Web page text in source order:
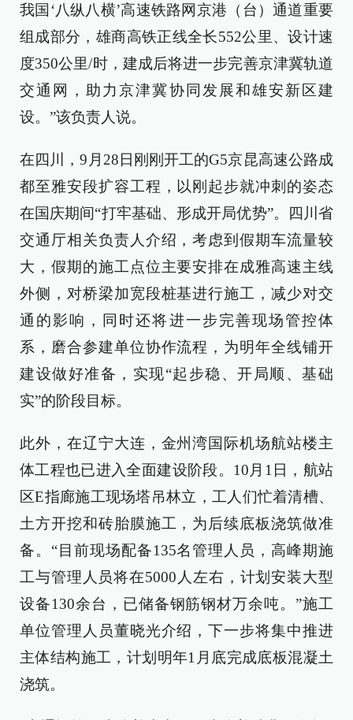
我国‘八纵八横’高速铁路网京港（台）通道重要
组成部分，雄商高铁正线全长552公里、设计速
度350公里/时，建成后将进一步完善京津冀轨道
交通网，助力京津冀协同发展和雄安新区建
设。”该负责人说。
在四川，9月28日刚刚开工的G5京昆高速公路成
都至雅安段扩容工程，以刚起步就冲刺的姿态
在国庆期间“打牢基础、形成开局优势”。四川省
交通厅相关负责人介绍，考虑到假期车流量较
大，假期的施工点位主要安排在成雅高速主线
外侧，对桥梁加宽段桩基进行施工，减少对交
通的影响，同时还将进一步完善现场管控体
系，磨合参建单位协作流程，为明年全线铺开
建设做好准备，实现“起步稳、开局顺、基础
实”的阶段目标。
此外，在辽宁大连，金州湾国际机场航站楼主
体工程也已进入全面建设阶段。10月1日，航站
区E指廊施工现场塔吊林立，工人们忙着清槽、
土方开挖和砖胎膜施工，为后续底板浇筑做准
备。“目前现场配备135名管理人员，高峰期施
工与管理人员将在5000人左右，计划安装大型
设备130余台，已储备钢筋钢材万余吨。”施工
单位管理人员董晓光介绍，下一步将集中推进
主体结构施工，计划明年1月底完成底板混凝土
浇筑。